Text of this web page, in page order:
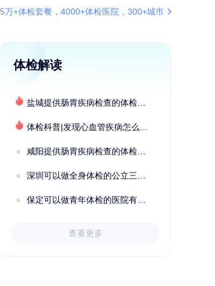
7分钟前 何* 196xxxx0519
7分钟前 黎** 196xxxx9643
六件套装
成功预约糖尿病强化体检套餐
5万+体检套餐，4000+体检医院，300+城市
秦皇岛市第一医院体检中心 北戴河区
体检解读
盐城提供肠胃疾病检查的体检套餐有哪些？体检机构有哪些选择？如何预约？
体检科普|发现心血管疾病怎么办？
咸阳提供肠胃疾病检查的体检套餐有哪些？体检机构有哪些选择？如何预约？
深圳可以做全身体检的公立三甲医院及体检套餐汇总
保定可以做青年体检的医院有哪些？有哪些套餐可以选择？
查看更多